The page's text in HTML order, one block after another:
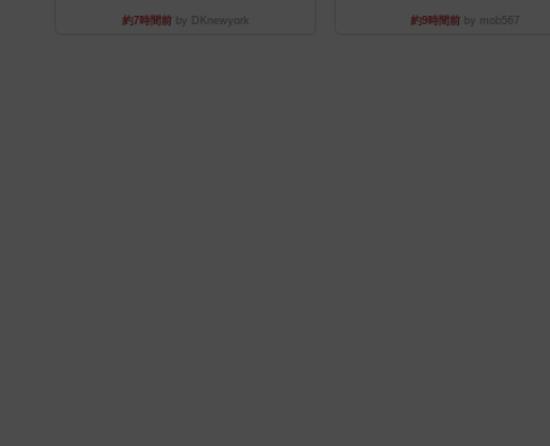
約7時間前by DKnewyork 約9時間前 by mob567